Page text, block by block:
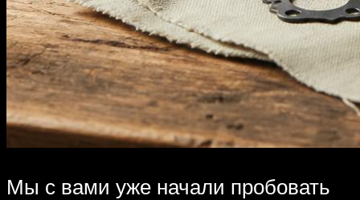
Мы с вами уже начали пробовать